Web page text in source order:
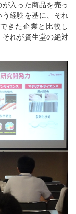
入った商品を売っ
経験を基に、それ
きた企業と比較し
れが資生堂の絶対